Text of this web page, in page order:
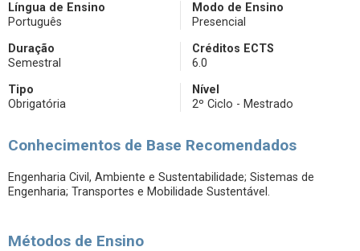
Língua de Ensino
Português
Modo de Ensino
Presencial
Duração
Semestral
Créditos ECTS
6.0
Tipo
Obrigatória
Nível
2º Ciclo - Mestrado
Conhecimentos de Base Recomendados
Engenharia Civil, Ambiente e Sustentabilidade; Sistemas de
Engenharia; Transportes e Mobilidade Sustentável.
Métodos de Ensino